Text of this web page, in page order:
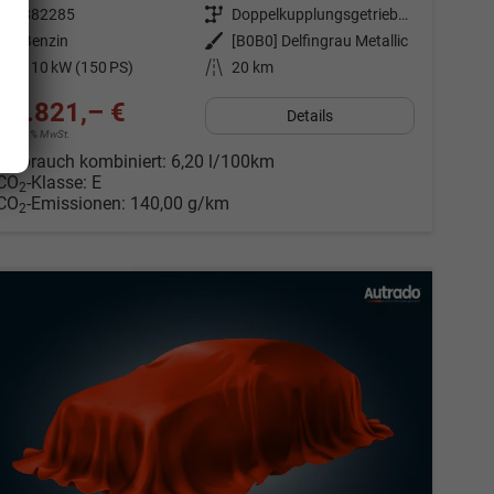
882285 Getriebe
Doppelkupplungsgetriebe (DSG)
Benzin Außenfarbe
[B0B0] Delfingrau Metallic
110 kW (150 PS) Kilometerstand 20 km
35.821,– €
incl. 19% MwSt.
Details
Verbrauch kombiniert: 6,20 l/100km
2-Klasse: E
2-Emissionen: 140,00 g/km